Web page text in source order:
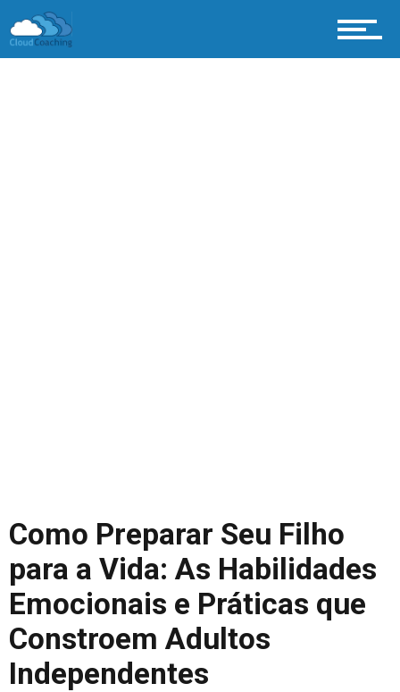
Como Preparar Seu Filho
para a Vida: As Habilidades
Emocionais e Práticas que
Constroem Adultos
Independentes